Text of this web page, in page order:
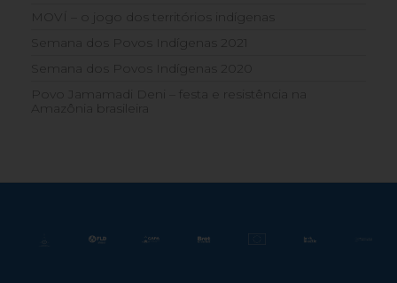
MOVÍ – o jogo dos territórios indígenas
Semana dos Povos Indígenas 2021
Semana dos Povos Indígenas 2020
Povo Jamamadi Deni – festa e resistência na
Amazônia brasileira